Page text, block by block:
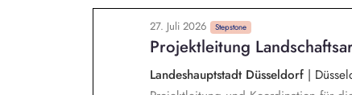
Verhalten einordnen, Muster
und individuellen Stärken. Begleitung
Freizeit, Verantwortung).
Therapeut*innen und Jugendämtern.
27. Juli 2026 Stepstone
Projektleitung
Landeshauptstadt Düsseldorf |